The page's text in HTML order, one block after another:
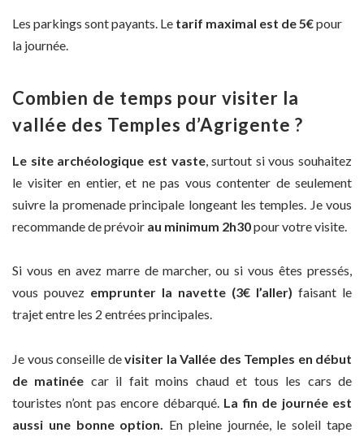
Les parkings sont payants. Le tarif maximal est de 5€pour
la journée.
Combien de temps pour visiter la
vallée des Temples d’Agrigente ?
Le site archéologique est vaste, surtout si vous souhaitez
le visiter en entier, et ne pas vous contenter de seulement
suivre la promenade principale longeant les temples. Je vous
recommande de prévoir au minimum 2h30pour votre visite.
Si vous en avez marre de marcher, ou si vous êtes pressés,
vous pouvez emprunter la navette (3€ l’aller) faisant le
trajet entre les 2 entrées principales.
Je vous conseille devisiter la Vallée des Temples en début
de matinée car il fait moins chaud et tous les cars de
touristes n’ont pas encore débarqué. La fin de journée est
aussi une bonne option. En pleine journée, le soleil tape